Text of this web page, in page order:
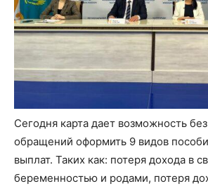
Сегодня карта дает возможность
обращений оформить 9 видов
выплат. Таких как: потеря дохода в
беременностью и родами, потеря